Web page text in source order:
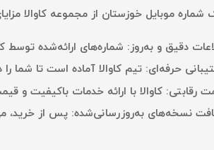
شماره موبایل خوزستان از مجموعه کاوالا
دقیق و به‌روز: شماره‌های ارائه‌شده توسط
حرفه‌ای: تیم کاوالا آماده است تا شما
رقابتی: کاوالا با ارائه خدمات باکیفیت و
نسخه‌های به‌روزرسانی‌شده: پس از خرید،